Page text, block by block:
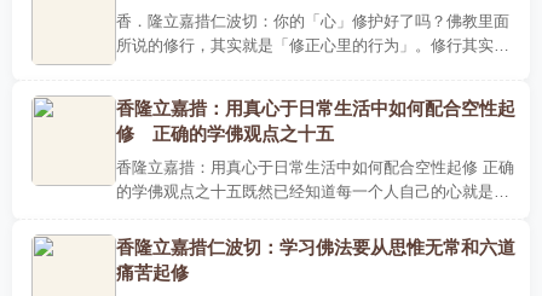
香．隆立嘉措仁波切：你的「心」修护好了吗？佛教里面
所说的修行，其实就是「修正心里的行为」。修行其实就
程，就是透..
香隆立嘉措：用真心于日常生活中如何配合空性起
修 正确的学佛观点之十五
香隆立嘉措：用真心于日常生活中如何配合空性起修 正确
的学佛观点之十五既然已经知道每一个人自己的心就是本
样呢?其实..
香隆立嘉措仁波切：学习佛法要从思惟无常和六道
痛苦起修